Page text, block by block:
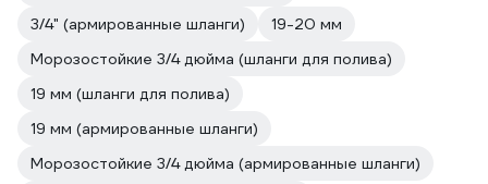
3/4" (армированные шланги)
19-20 мм
Морозостойкие 3/4 дюйма (шланги для полива)
19 мм (шланги для полива)
19 мм (армированные шланги)
Морозостойкие 3/4 дюйма (армированные шланги)